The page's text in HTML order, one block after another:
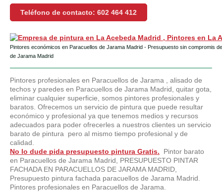
Teléfono de contacto: 602 464 412
Pintores económicos en Paracuellos de Jarama Madrid - Presupuesto sin compromis
de Jarama Madrid
Pintores profesionales en Paracuellos de Jarama , alisado de
techos y paredes en Paracuellos de Jarama Madrid, quitar gota,
eliminar cualquier superficie, somos pintores profesionales y
baratos. Ofrecemos un servicio de pintura que puede resultar
económico y profesional ya que tenemos medios y recursos
adecuados para poder ofrecerles a nuestros clientes un servicio
barato de pintura pero al mismo tiempo profesional y de
calidad.
No lo dude pida presupuesto pintura Gratis. Pintor barato
en Paracuellos de Jarama Madrid, PRESUPUESTO PINTAR
FACHADA EN PARACUELLOS DE JARAMA MADRID,
Presupuesto pintura fachada paracuellos de Jarama Madrid.
Pintores profesionales en Paracuellos de Jarama.